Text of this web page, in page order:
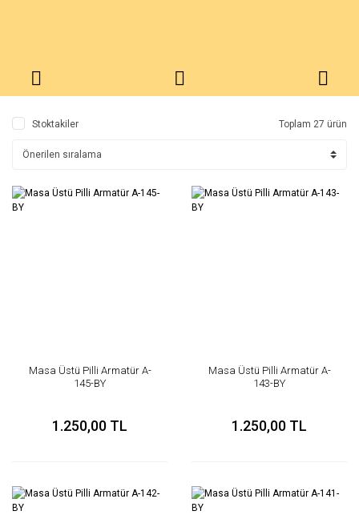
Stoktakiler Toplam 27 ürün
Masa Üstü Pilli Armatür A-
145-BY
1.250,00 TL
Masa Üstü Pilli Armatür A-
143-BY
1.250,00 TL